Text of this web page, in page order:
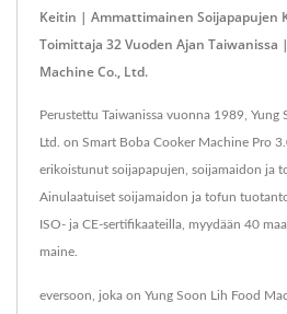
Keitin | Ammattimainen Soijapapujen
Toimittaja 32 Vuoden Ajan Taiwanissa
Machine Co., Ltd.
Perustettu Taiwanissa vuonna 1989, Yung
Ltd. on Smart Boba Cooker Machine Pro
erikoistunut soijapapujen, soijamaidon ja
Ainulaatuiset soijamaidon ja tofun
ISO- ja CE-sertifikaateilla, myydään 40
maine.
eversoon, joka on Yung Soon Lih Food